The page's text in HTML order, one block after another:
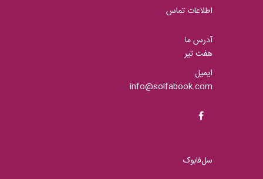
اطلاعات تماس
آدرس ما
هفت تیر
ایمیل
info@solfabook.com
سل‌فابوک